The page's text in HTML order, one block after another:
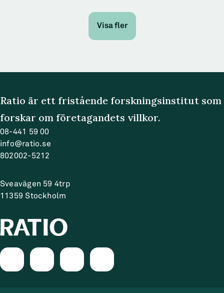
Visa fler
Ratio är ett fristående forskningsinstitut som
forskar om företagandets villkor.
08-441 59 00
info@ratio.se
802002-5212
Sveavägen 59 4trp
11359 Stockholm